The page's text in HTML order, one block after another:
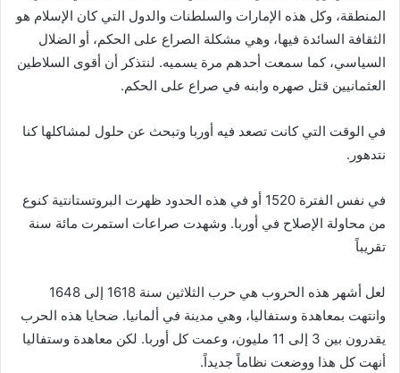
المنطقة، وكل هذه الإمارات والسلطنات والدول التي كان الإسلام هو
الثقافة السائدة فيها، وهي مشكلة الصراع على الحكم، أو الضلال
السياسي، كما سمعت أحدهم مرة يسميه. لنتذكر أن أقوى السلاطين
العثمانيين قتل صهره وابنه في صراع على الحكم.
في الوقت التي كانت تصعد فيه أوربا وتبحث عن حلول لمشاكلها كنا
نتدهور.
في نفس الفترة 1520 أو في هذه الحدود ظهرت البروتستانتية كنوع
من محاولة الإصلاح في أوربا. وشهدت صراعات استمرت مائة سنة
تقريباً
لعل أشهر هذه الحروب هي حرب الثلاثين سنة 1618 إلى 1648
وانتهت بمعاهدة وستفاليا، وهي مدينة في ألمانيا. ضحايا هذه الحرب
يقدرون بين 3 إلى 11 مليون، وعمت كل أوربا. لكن معاهدة وستفاليا
أنهت كل هذا ووضعت نظاماً جديداً.